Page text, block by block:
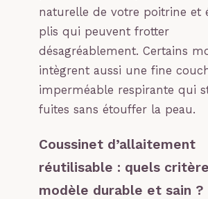
naturelle de votre poitrine et
plis qui peuvent frotter
désagréablement. Certains
intègrent aussi une fine
imperméable respirante qui
fuites sans étouffer la peau.
Coussinet d’allaitement
réutilisable : quels
modèle durable et sain ?